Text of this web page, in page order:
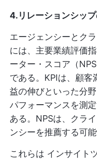
4.リレーションシッ
エージェンシーとク
には、主要業績評価
ーター・スコア（
である。KPIは、顧客
益の伸びといった分
パフォーマンスを測
ある。NPSは、クラ
ンシーを推薦する可
これらは インサイト